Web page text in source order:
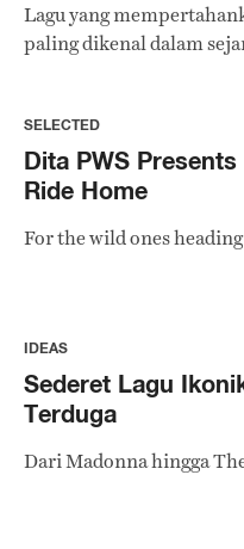
Lagu yang
paling dikenal dalam
SELECTED
Dita PWS
Ride Home
For the wild ones
IDEAS
Sederet Lagu
Terduga
Dari Madonna hingga